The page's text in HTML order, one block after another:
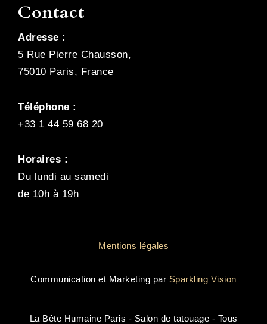
Contact
Adresse :
5 Rue Pierre Chausson,
75010 Paris, France
Téléphone :
+33 1 44 59 68 20
Horaires :
Du lundi au samedi
de 10h à 19h
Mentions légales
Communication et Marketing par Sparkling Vision
La Bête Humaine Paris - Salon de tatouage - Tous